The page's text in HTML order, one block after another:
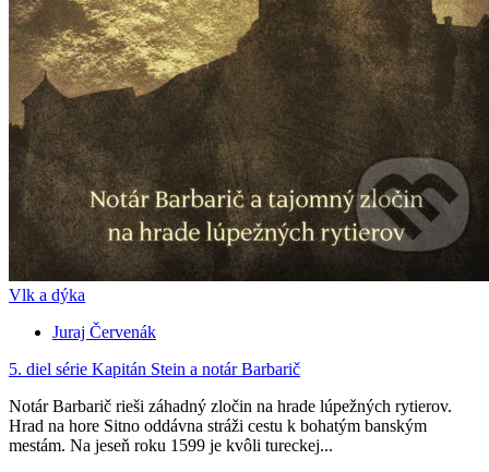
Vlk a dýka
Juraj Červenák
5. diel série Kapitán Stein a notár Barbarič
Notár Barbarič rieši záhadný zločin na hrade lúpežných rytierov.
Hrad na hore Sitno oddávna stráži cestu k bohatým banským
mestám. Na jeseň roku 1599 je kvôli tureckej...